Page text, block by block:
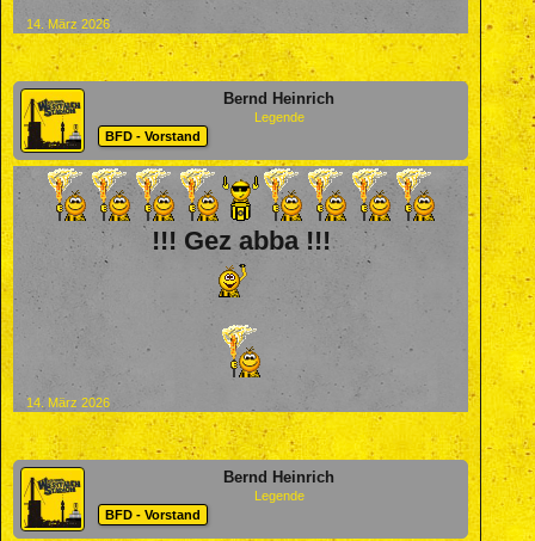
14. März 2026
Bernd Heinrich
Legende
BFD - Vorstand
!!! Gez abba !!!
14. März 2026
Bernd Heinrich
Legende
BFD - Vorstand